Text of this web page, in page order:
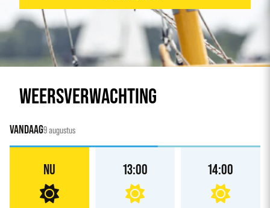
WEERSVERWACHTING
VANDAAG9 augustus
NU 13:00 14:00